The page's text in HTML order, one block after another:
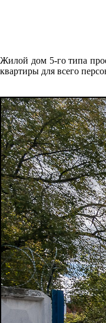
Жилой дом 5-го типа
квартиры для всего